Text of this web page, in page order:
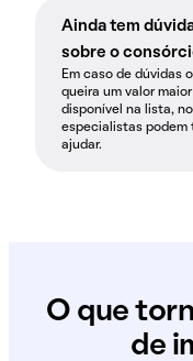
Ainda tem
sobre o
Em caso de dúvidas
queira um valor
disponível na lista,
especialistas podem
ajudar.
O que
de